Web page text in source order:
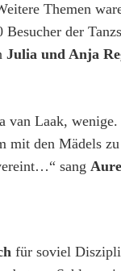
Themen
der
Julia und Anja
Laak,
mit den Mädels
sang
für soviel